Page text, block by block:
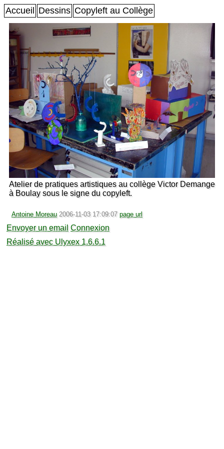
Accueil Dessins Copyleft au Collège
Atelier de pratiques artistiques au collège Victor Demange
à Boulay sous le signe du copyleft.
Antoine Moreau 2006-11-03 17:09:07 page url
Envoyer un email Connexion
Réalisé avec Ulyxex 1.6.6.1